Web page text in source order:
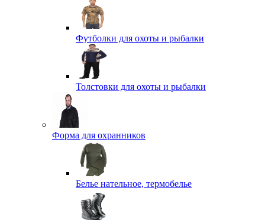
Футболки для охоты и рыбалки
Толстовки для охоты и рыбалки
Форма для охранников
Белье нательное, термобелье